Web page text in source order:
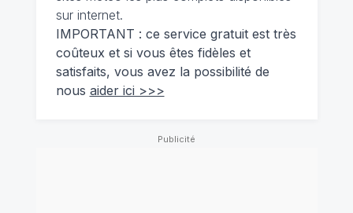
sur internet.
IMPORTANT : ce service gratuit est très
coûteux et si vous êtes fidèles et
satisfaits, vous avez la possibilité de
nous aider ici >>>